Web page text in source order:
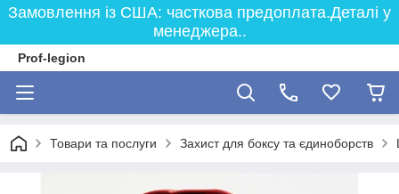
Замовлення із США: часткова предоплата.Деталі у
менеджера..
Prof-legion
Товари та послуги Захист для боксу та єдиноборств